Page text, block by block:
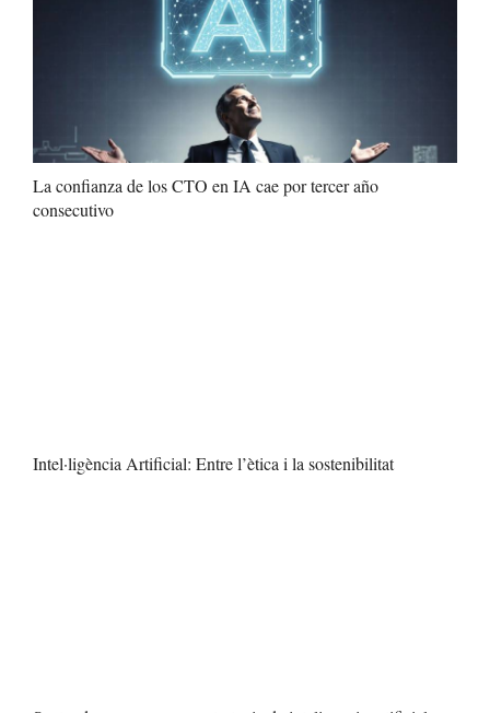
La confianza de los CTO en IA cae por tercer año
consecutivo
Intel·ligència Artificial: Entre l’ètica i la sostenibilitat